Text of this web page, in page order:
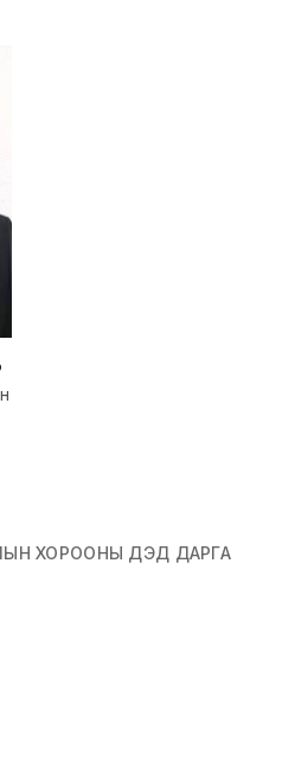
ХОРООНЫ ДЭД ДАРГА